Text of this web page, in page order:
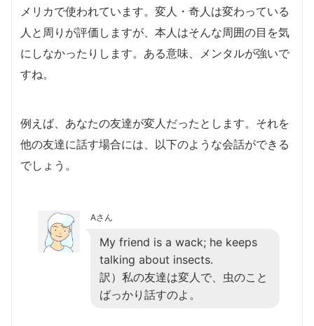
メリカで使われています。変人・奇人は変わっている
人と周りが評価しますが、本人はそんな周囲の目を気
にしなかったりします。ある意味、メンタルが強いで
すね。
例えば、あなたの友達が変人だったとします。それを
他の友達に話す場合には、以下のような会話ができる
でしょう。
Aさん
My friend is a wack; he keeps
talking about insects.
訳）私の友達は変人で、虫のこと
ばっかり話すのよ。